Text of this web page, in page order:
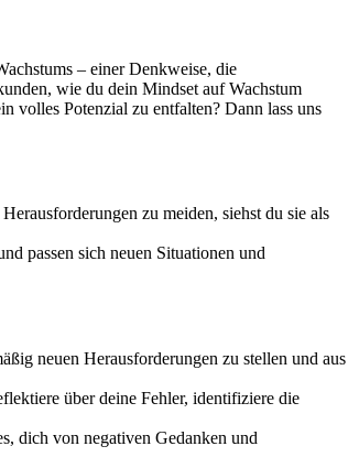
– einer Denkweise, die
wie du dein Mindset auf Wachstum
volles Potenzial zu entfalten? Dann lass uns
zu meiden, siehst du sie als
passen sich neuen Situationen und
neuen Herausforderungen zu stellen und aus
über deine Fehler, identifiziere die
dich von negativen Gedanken und